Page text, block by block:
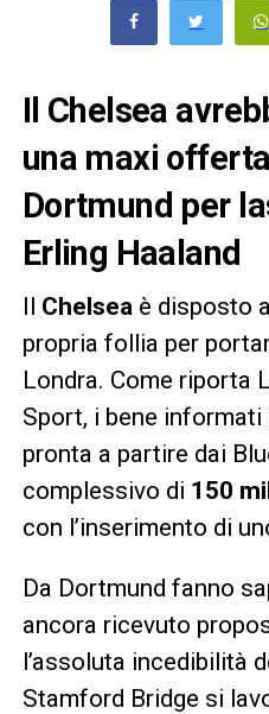
Il Chelsea
una maxi
Dortmund per
Erling Haaland
Il Chelsea è disposto
propria follia per
Londra. Come riporta
Sport, i bene informati
pronta a partire dai
complessivo di 150
con l’inserimento di
Da Dortmund fanno
ancora ricevuto
l’assoluta incedibilità
Stamford Bridge si